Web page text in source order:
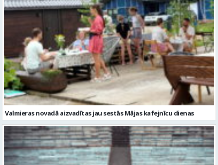
Valmieras novadā aizvadītas jau sestās Mājas kafejnīcu dienas